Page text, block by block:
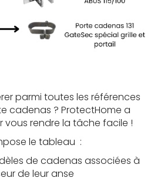
parmi toutes les références
cadenas ? ProtectHome a
vous rendre la tâche facile !
le tableau :
de cadenas associées à
de leur anse